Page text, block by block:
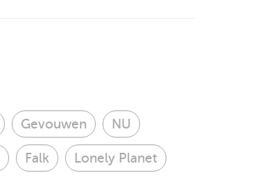
Gevouwen NU
Falk Lonely Planet